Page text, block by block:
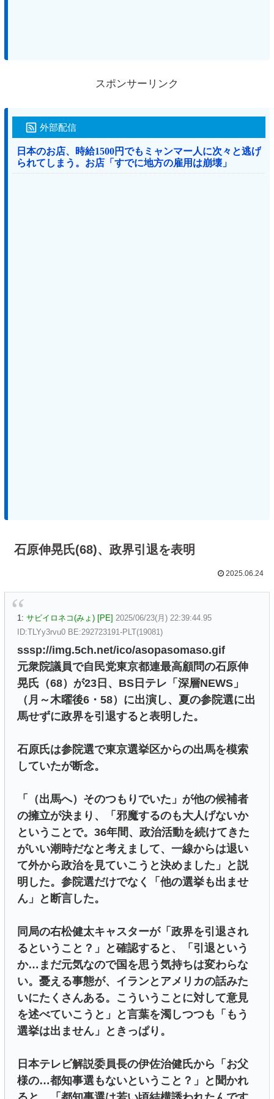
スポンサーリンク
外部配信
日本のお店、時給1500円でもミャンマー人に次々と逃げ
られてしまう。お店「すでに地方の雇用は崩壊」
石原伸晃氏(68)、政界引退を表明
2025.06.24
1: サビイロネコ(みょ) [PE] 2025/06/23(月) 22:39:44.95
ID:TLYy3rvu0 BE:292723191-PLT(19081)
sssp://img.5ch.net/ico/asopasomaso.gif
元衆院議員で自民党東京都連最高顧問の石原伸
晃氏（68）が23日、BS日テレ「深層NEWS」
（月～木曜後6・58）に出演し、夏の参院選に出
馬せずに政界を引退すると表明した。
石原氏は参院選で東京選挙区からの出馬を模索
していたが断念。
「（出馬へ）そのつもりでいた」が他の候補者
の擁立が決まり、「邪魔するのも大人げないか
ということで。36年間、政治活動を続けてきた
がいい潮時だなと考えまして、一線からは退い
て外から政治を見ていこうと決めました」と説
明した。参院選だけでなく「他の選挙も出ませ
ん」と断言した。
同局の右松健太キャスターが「政界を引退され
るということ？」と確認すると、「引退という
か…まだ元気なので国を思う気持ちは変わらな
い。憂える事態が、イランとアメリカの話みた
いにたくさんある。こういうことに対して意見
を述べていこうと」と言葉を濁しつつも「もう
選挙は出ません」ときっぱり。
日本テレビ解説委員長の伊佐治健氏から「お父
様の…都知事選もないということ？」と聞かれ